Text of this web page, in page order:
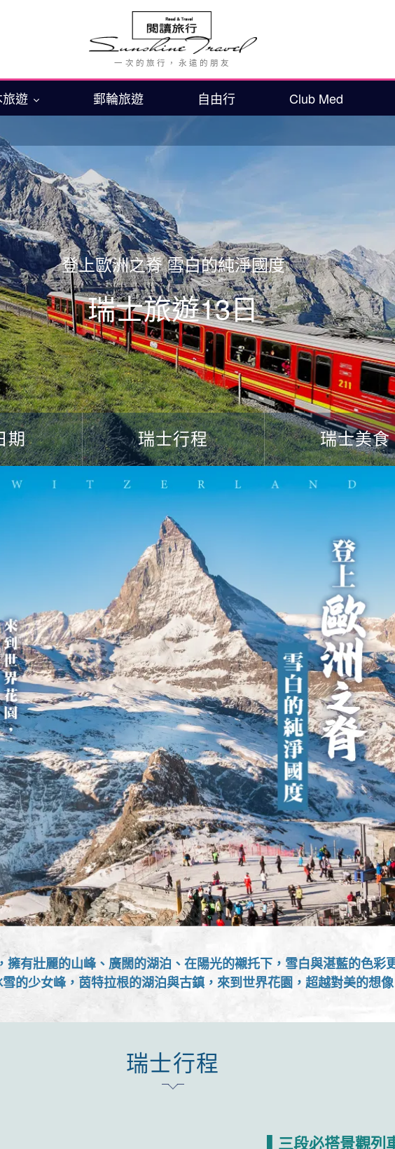
旅遊 郵輪旅遊 自由行 Club Med
登上歐洲之脊 雪白的純淨國度
瑞士旅遊13日
期 瑞士行程 瑞士美食
有壯麗的山峰、廣闊的湖泊、在陽光的襯托下，雪白與湛藍的色彩
的少女峰，茵特拉根的湖泊與古鎮，來到世界花園，超越對美的想像
瑞士行程
▌三段必搭景觀列